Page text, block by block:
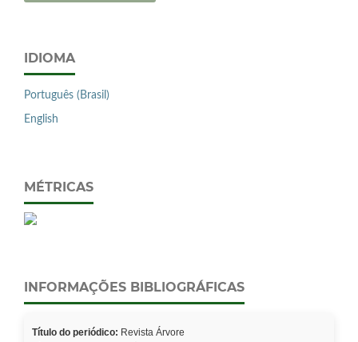
IDIOMA
Português (Brasil)
English
MÉTRICAS
INFORMAÇÕES BIBLIOGRÁFICAS
Título do periódico: Revista Árvore